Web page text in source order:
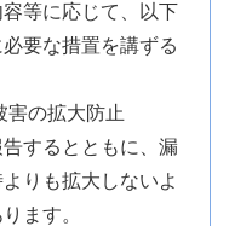
等に応じて、以下
要な措置を講ずる
の拡大防止
するとともに、漏
りも拡大しないよ
ます。